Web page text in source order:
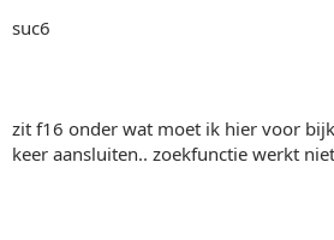
suc6
zit f16 onder wat moet ik hier voor
keer aansluiten.. zoekfunctie werkt